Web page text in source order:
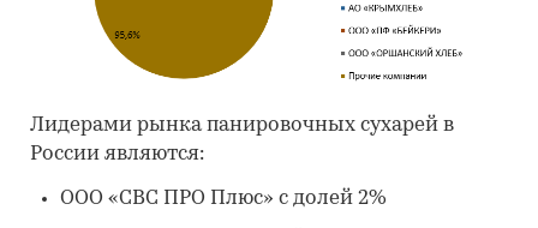
Лидерами рынка панировочных сухарей в
России являются:
ООО «СВС ПРО Плюс» с долей 2%